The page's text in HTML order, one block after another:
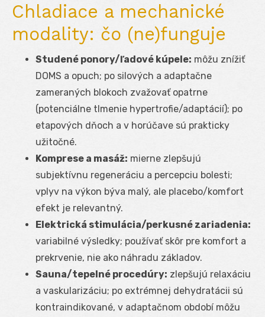
Chladiace a mechanické
modality: čo (ne)funguje
Studené ponory/ľadové kúpele: môžu znížiť
DOMS a opuch; po silových a adaptačne
zameraných blokoch zvažovať opatrne
(potenciálne tlmenie hypertrofie/adaptácií); po
etapových dňoch a v horúčave sú prakticky
užitočné.
Komprese a masáž: mierne zlepšujú
subjektívnu regeneráciu a percepciu bolesti;
vplyv na výkon býva malý, ale placebo/komfort
efekt je relevantný.
Elektrická stimulácia/perkusné zariadenia:
variabilné výsledky; používať skôr pre komfort a
prekrvenie, nie ako náhradu základov.
Sauna/tepelné procedúry: zlepšujú relaxáciu
a vaskularizáciu; po extrémnej dehydratácii sú
kontraindikované, v adaptačnom období môžu